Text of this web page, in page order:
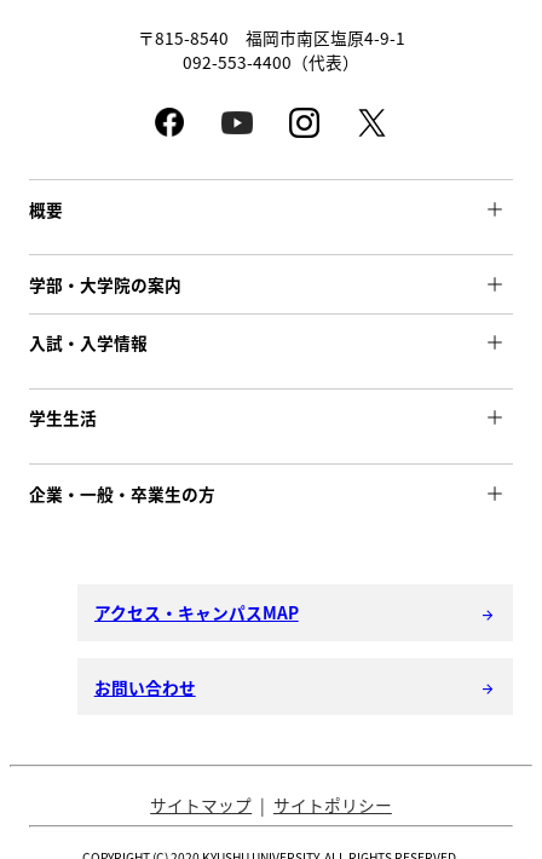
〒815-8540 福岡市南区塩原4-9-1
092-553-4400（代表）
概要
学部・大学院の案内
入試・入学情報
学生生活
企業・一般・卒業生の方
アクセス・キャンパスMAP arrow_forward
お問い合わせ arrow_forward
サイトマップ サイトポリシー